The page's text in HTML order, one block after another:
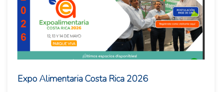
Expo Alimentaria Costa Rica 2026